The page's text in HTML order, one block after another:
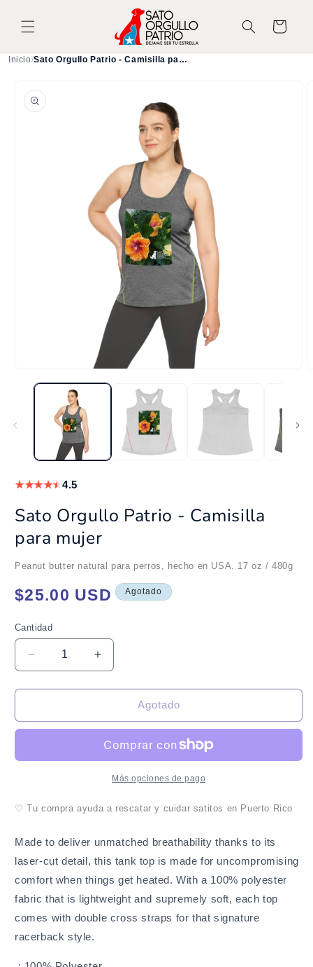
al contenido
Carrito
Inicio/ Sato Orgullo Patrio - Camisilla para mujer
a la
información
elemento
una
★★★★★4.5
Sato Orgullo Patrio - Camisilla
para mujer
Peanut butter natural para perros, hecho en USA. 17 oz / 480g
Precio
$25.00 USD Agotado
Cantidad
Cantidad
Reducir
cantidad
para
Orgullo
Camisilla
Aumentar
cantidad
para
Orgullo
Camisilla
para
Agotado
Más opciones de pago
♡ Tu compra ayuda a rescatar y cuidar satitos en Puerto Rico
Made to deliver unmatched breathability thanks to its
laser-cut detail, this tank top is made for uncompromising
comfort when things get heated. With a 100% polyester
fabric that is lightweight and supremely soft, each top
comes with double cross straps for that signature
racerback style.